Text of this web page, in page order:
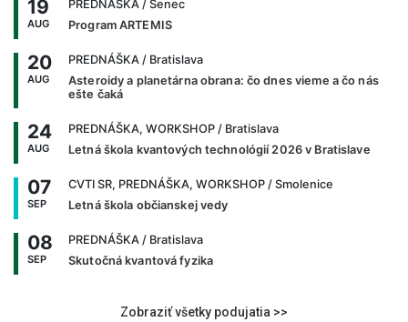
19
AUG
PREDNÁŠKA / Senec
Program ARTEMIS
20
AUG
PREDNÁŠKA / Bratislava
Asteroidy a planetárna obrana: čo dnes vieme a čo nás
ešte čaká
24
AUG
PREDNÁŠKA, WORKSHOP / Bratislava
Letná škola kvantových technológií 2026 v Bratislave
07
SEP
CVTI SR, PREDNÁŠKA, WORKSHOP / Smolenice
Letná škola občianskej vedy
08
SEP
PREDNÁŠKA / Bratislava
Skutočná kvantová fyzika
Zobraziť všetky podujatia >>